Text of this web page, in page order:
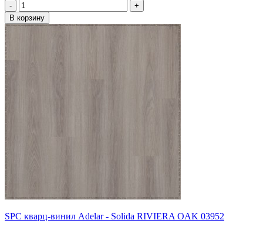
SPC кварц-винил Adelar - Solida RIVIERA OAK 03952